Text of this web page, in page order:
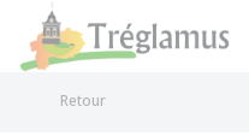
Retour